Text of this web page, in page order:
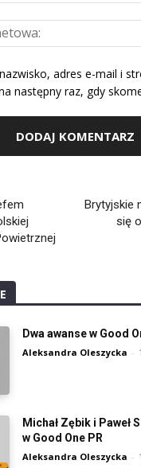
adres e-mail i
następny raz, gdy
Brytyjskie
się
Dwa awanse w Good
Aleksandra Oleszycka -
Michał Zębik i Paweł
w Good One PR
Aleksandra Oleszycka -